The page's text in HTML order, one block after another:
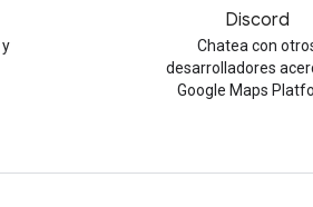
Discord
Chatea con
desarrolladores
Google Maps